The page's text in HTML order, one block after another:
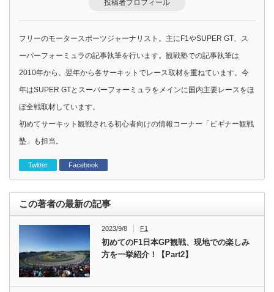
投稿者プロフィール
フリーのモータースポーツジャーナリスト。主にF1やSUPER GT、ス
ーパーフォーミュラの記事執筆を行います。観戦塾での記事執筆は
2010年から。翌年から各サーキットでレース取材を重ねています。今
年はSUPER GTとスーパーフォーミュラをメインに国内主要レースをほ
ぼ全戦取材しています。
初めてサーキット観戦される初心者向けの情報コーナー「ビギナー観戦
塾」も担当。
Twitter Facebook
この著者の最新の記事
2023/9/8 F1
初めてのF1日本GP観戦、現地での楽しみ
方を一挙紹介！【Part2】